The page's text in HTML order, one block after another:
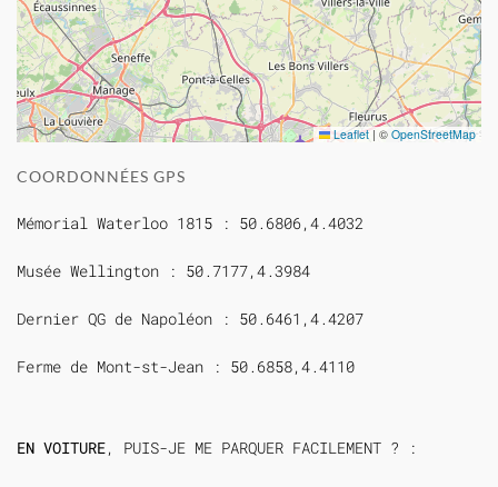
Leaflet | © OpenStreetMap
COORDONNÉES GPS
Mémorial Waterloo 1815 : 50.6806,4.4032
Musée Wellington : 50.7177,4.3984
Dernier QG de Napoléon : 50.6461,4.4207
Ferme de Mont-st-Jean : 50.6858,4.4110
EN VOITURE, PUIS-JE ME PARQUER FACILEMENT ? :